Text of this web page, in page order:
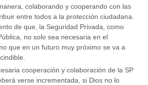
colaborando y cooperando con las
entre todos a la protección ciudadana.
de que, la Seguridad Privada, como
no solo sea necesaria en el
que en un futuro muy próximo se va a
cooperación y colaboración de la SP
verse incrementada, si Dios no lo